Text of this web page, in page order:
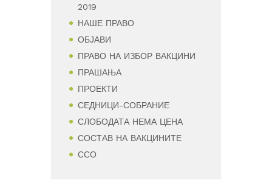
2019
НАШЕ ПРАВО
ОБЈАВИ
ПРАВО НА ИЗБОР ВАКЦИНИ
ПРАШАЊА
ПРОЕКТИ
СЕДНИЦИ-СОБРАНИЕ
СЛОБОДАТА НЕМА ЦЕНА
СОСТАВ НА ВАКЦИНИТЕ
ССО